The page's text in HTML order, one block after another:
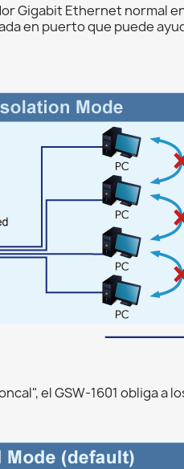
Gigabit Ethernet normal
en puerto que puede
el GSW-1601 obliga a